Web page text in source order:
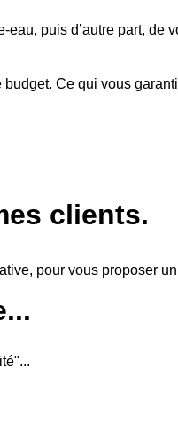
eau, puis d’autre part, de
Ce qui vous
clients.
pour vous proposer